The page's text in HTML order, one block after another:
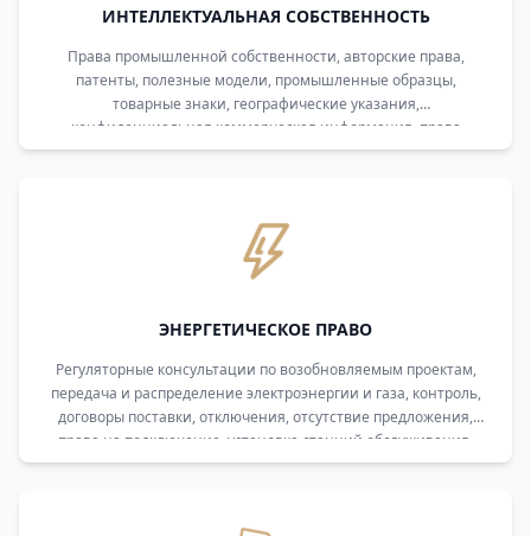
ИНТЕЛЛЕКТУАЛЬНАЯ СОБСТВЕННОСТЬ
Права промышленной собственности, авторские права,
патенты, полезные модели, промышленные образцы,
товарные знаки, географические указания,
конфиденциальная коммерческая информация, права
селекционеров.
ЭНЕРГЕТИЧЕСКОЕ ПРАВО
Регуляторные консультации по возобновляемым проектам,
передача и распределение электроэнергии и газа, контроль,
договоры поставки, отключения, отсутствие предложения,
права на подключение, установка станций обслуживания.